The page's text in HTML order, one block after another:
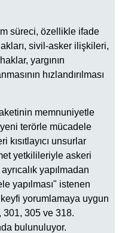
süreci, özellikle ifade
sivil-asker ilişkileri,
yargının
hızlandırılması
memnuniyetle
yeni terörle mücadele
kısıtlayıcı unsurlar
yetkilileriyle askeri
yapılmadan
yapılması" istenen
yorumlamaya uygun
305 ve 318.
bulunuluyor.